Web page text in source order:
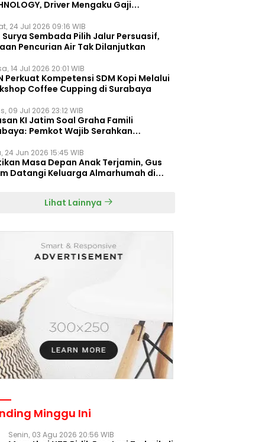
Driver Mengaku Gaji
24 Jul 2026 09:16 WIB
Surya Sembada Pilih Jalur Persuasif,
Pencurian Air Tak Dilanjutkan
14 Jul 2026 20:01 WIB
Perkuat Kompetensi SDM Kopi Melalui
Coffee Cupping di Surabaya
09 Jul 2026 23:12 WIB
KI Jatim Soal Graha Famili
Pemkot Wajib Serahkan
24 Jun 2026 15:45 WIB
Masa Depan Anak Terjamin, Gus
Datangi Keluarga Almarhumah di
Lihat Lainnya
Minggu Ini
Senin, 03 Agu 2026 20:56 WIB